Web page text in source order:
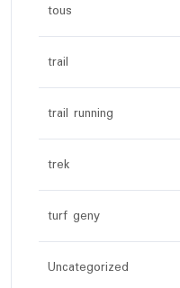
tous
trail
trail running
trek
turf geny
Uncategorized